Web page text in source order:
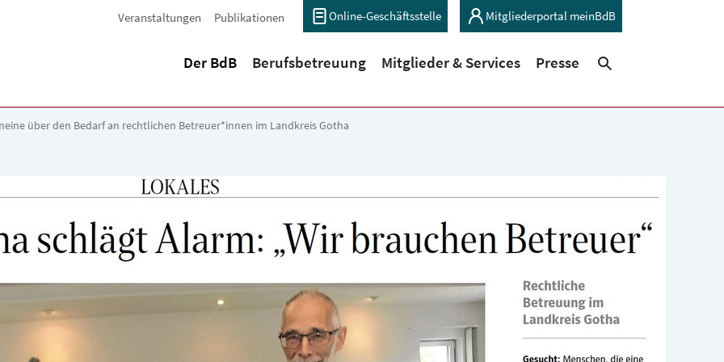
Veranstaltungen Publikationen Online-Geschäftsstelle Mitgliederportal meinBdB
Der BdB(current)
Berufsbetreuung(current)
Mitglieder & Services(current)
Presse
über den Bedarf an rechtlichen Betreuer*innen im Landkreis Gotha